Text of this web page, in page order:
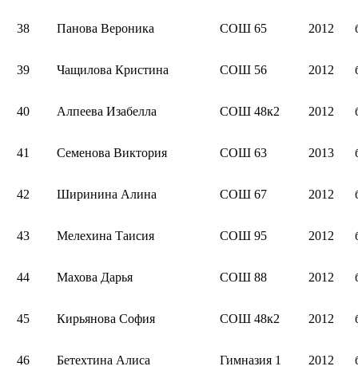
38 Панова Вероника СОШ 65 2012
39 Чащилова Кристина СОШ 56 2012
40 Алпеева Изабелла СОШ 48к2 2012
41 Семенова Виктория СОШ 63 2013
42 Ширинина Алина СОШ 67 2012
43 Мелехина Таисия СОШ 95 2012
44 Махова Дарья СОШ 88 2012
45 Кирьянова София СОШ 48к2 2012
46 Бетехтина Алиса Гимназия 1 2012